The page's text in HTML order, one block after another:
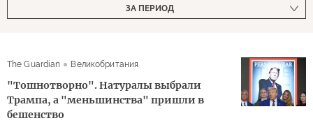
ЗА ПЕРИОД
The Guardian Великобритания
"Тошнотворно". Натуралы выбрали
Трампа, а "меньшинства" пришли в
бешенство